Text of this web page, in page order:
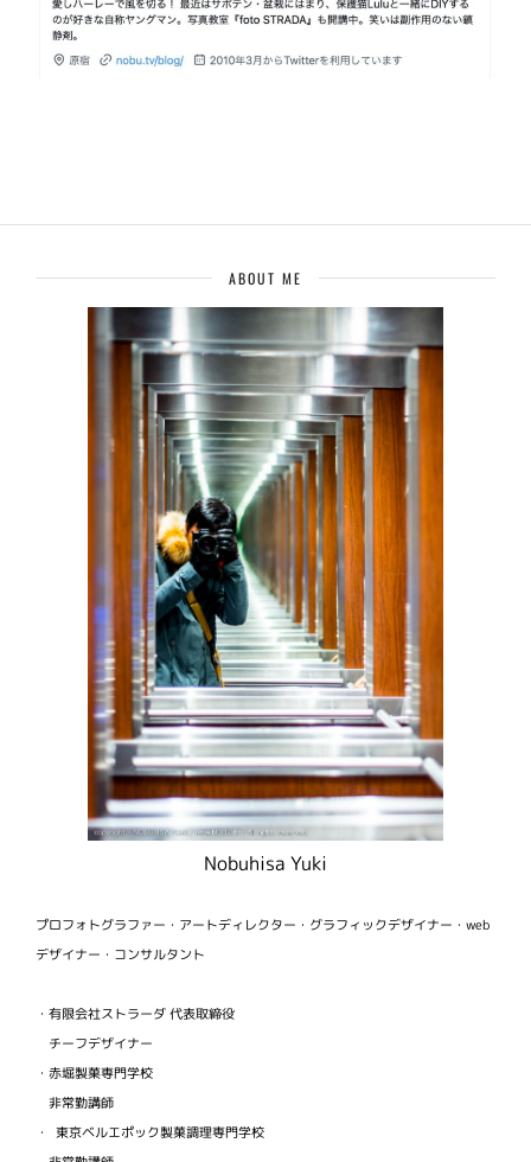
ABOUT ME
Nobuhisa Yuki
プロフォトグラファー・アートディレクター・グラフィックデザイナー・web
デザイナー・コンサルタント
・有限会社ストラーダ 代表取締役
チーフデザイナー
・赤堀製菓専門学校
非常勤講師
・ 東京ベルエポック製菓調理専門学校